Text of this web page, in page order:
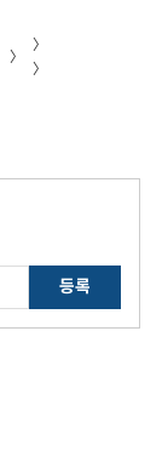
〉
〉
〉
등록